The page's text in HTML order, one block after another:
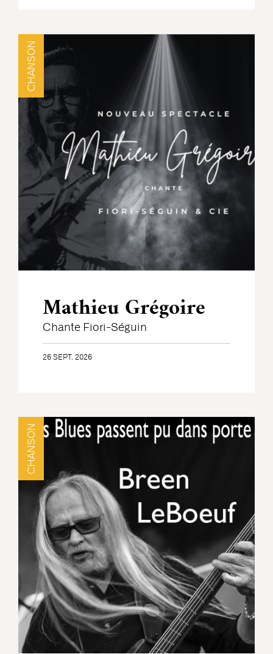
CHANSON
Mathieu Grégoire
Chante Fiori-Séguin
26 SEPT. 2026
CHANSON